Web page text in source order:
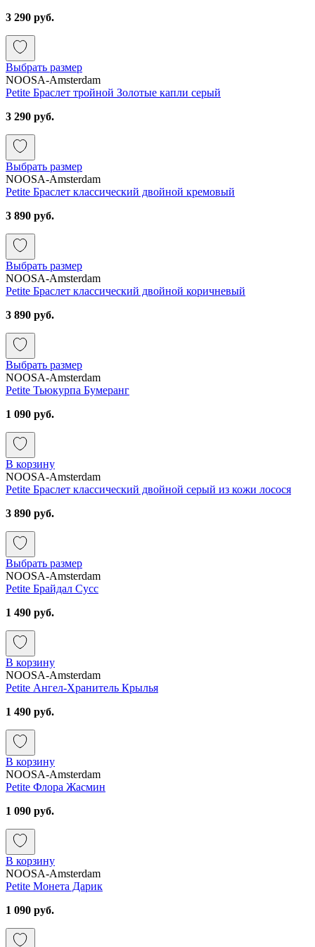
3 290 руб.
Выбрать размер
NOOSA-Amsterdam
Petite Браслет тройной Золотые капли серый
3 290 руб.
Выбрать размер
NOOSA-Amsterdam
Petite Браслет классический двойной кремовый
3 890 руб.
Выбрать размер
NOOSA-Amsterdam
Petite Браслет классический двойной коричневый
3 890 руб.
Выбрать размер
NOOSA-Amsterdam
Petite Тьюкурпа Бумеранг
1 090 руб.
В корзину
NOOSA-Amsterdam
Petite Браслет классический двойной серый из кожи лосося
3 890 руб.
Выбрать размер
NOOSA-Amsterdam
Petite Брайдал Сусс
1 490 руб.
В корзину
NOOSA-Amsterdam
Petite Ангел-Хранитель Крылья
1 490 руб.
В корзину
NOOSA-Amsterdam
Petite Флора Жасмин
1 090 руб.
В корзину
NOOSA-Amsterdam
Petite Монета Дарик
1 090 руб.